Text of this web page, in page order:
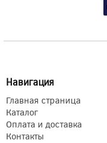
Навигация
Главная страница
Каталог
Оплата и доставка
Контакты